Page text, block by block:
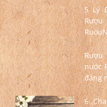
5 Lý
Rượu
nước
đáng
6